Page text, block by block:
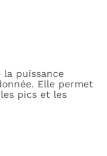
la puissance
Elle permet
pics et les